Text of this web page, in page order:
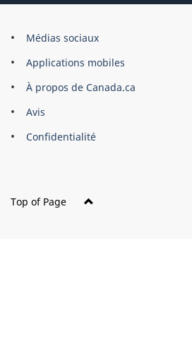
Organisation
gouvernement
du
Canada
Médias sociaux
Applications mobiles
À propos de Canada.ca
Avis
Confidentialité
Top of Page